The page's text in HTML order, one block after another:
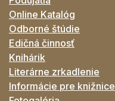
Online Katalóg
Odborné štúdie
Edičná činnosť
Knihárik
Literárne zrkadlenie
Informácie pre knižnice